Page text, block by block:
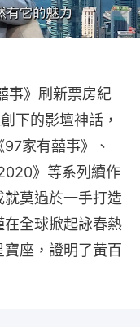
事》刷新票房紀
下的影壇神話，
家有囍事》、
》等系列續作
莫過於一手打造
全球掀起詠春熱
座，證明了黃百